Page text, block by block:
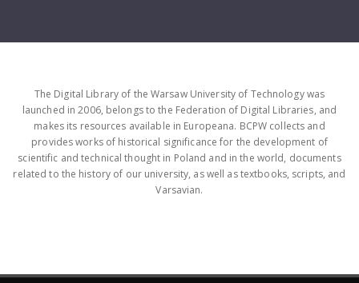
The Digital Library of the Warsaw University of Technology was
launched in 2006, belongs to the Federation of Digital Libraries, and
makes its resources available in Europeana. BCPW collects and
provides works of historical significance for the development of
scientific and technical thought in Poland and in the world, documents
related to the history of our university, as well as textbooks, scripts, and
Varsavian.